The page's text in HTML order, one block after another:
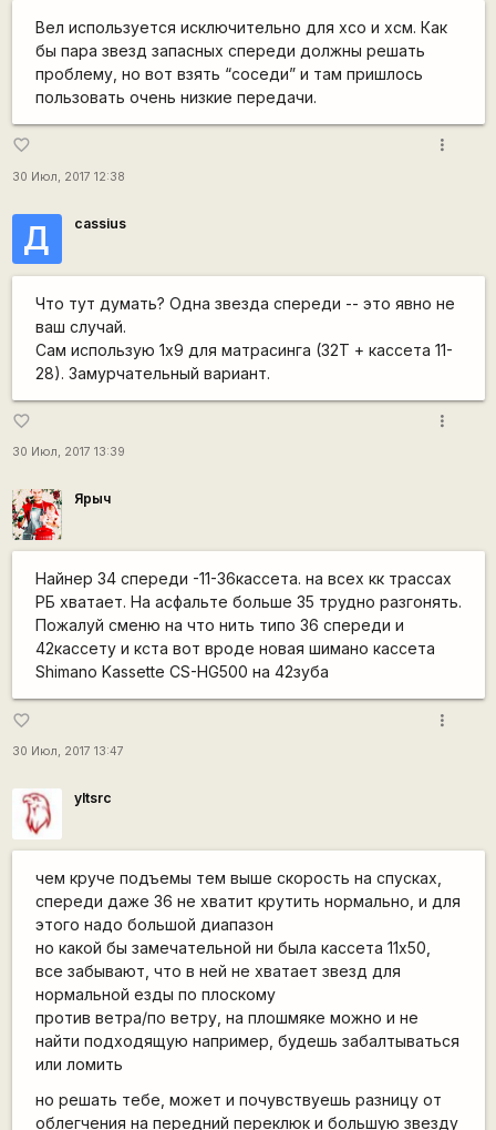
Вел используется исключительно для хсо и хсм. Как
бы пара звезд запасных спереди должны решать
проблему, но вот взять “соседи” и там пришлось
пользовать очень низкие передачи.
favorite_border
30 Июл, 2017 12:38
more_vert
Д cassius
Что тут думать? Одна звезда спереди -- это явно не
ваш случай.
Сам использую 1х9 для матрасинга (32Т + кассета 11-
28). Замурчательный вариант.
favorite_border
30 Июл, 2017 13:39
more_vert
Ярыч
Найнер 34 спереди -11-36кассета. на всех кк трассах
РБ хватает. На асфальте больше 35 трудно разгонять.
Пожалуй сменю на что нить типо 36 спереди и
42кассету и кста вот вроде новая шимано кассета
Shimano Kassette CS-HG500 на 42зуба
favorite_border
30 Июл, 2017 13:47
more_vert
yltsrc
чем круче подъемы тем выше скорость на спусках,
спереди даже 36 не хватит крутить нормально, и для
этого надо большой диапазон
но какой бы замечательной ни была кассета 11х50,
все забывают, что в ней не хватает звезд для
нормальной езды по плоскому
против ветра/по ветру, на плошмяке можно и не
найти подходящую например, будешь забалтываться
или ломить
но решать тебе, может и почувствуешь разницу от
облегчения на передний переклюк и большую звезду